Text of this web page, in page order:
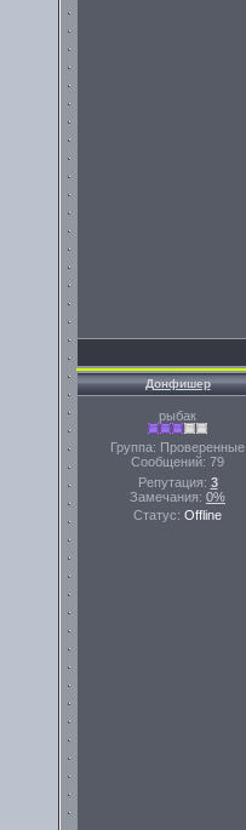
Донфишер
рыбак
Группа: Проверенные
Сообщений: 79
Репутация: 3
Замечания: 0%
Статус: Offline